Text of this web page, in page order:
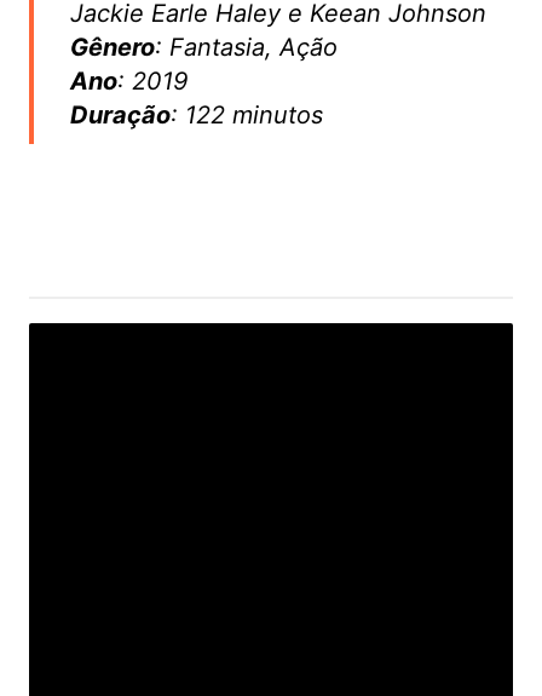
Jackie Earle Haley e Keean Johnson
Gênero: Fantasia, Ação
Ano: 2019
Duração: 122 minutos